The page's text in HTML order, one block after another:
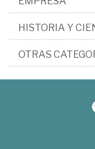
HISTORIA Y
OTRAS